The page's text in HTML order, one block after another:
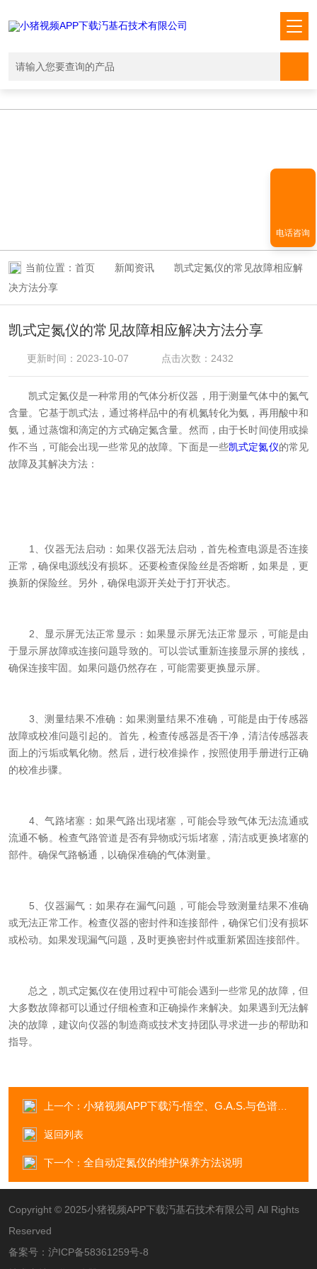
当前位置： 首页 新闻资讯
凯式定氮仪的常见故障相应解
决方法分享
凯式定氮仪的常见故障相应解决方法分享
更新时间：2023-10-07 点击次数：2432
凯式定氮仪是一种常用的气体分析仪器，用于测量气体中的氮气
含量。它基于凯式法，通过将样品中的有机氮转化为氨，再用酸中和
氨，通过蒸馏和滴定的方式确定氮含量。然而，由于长时间使用或操
作不当，可能会出现一些常见的故障。下面是一些凯式定氮仪的常见
故障及其解决方法：
1、仪器无法启动：如果仪器无法启动，首先检查电源是否连接
正常，确保电源线没有损坏。还要检查保险丝是否熔断，如果是，更
换新的保险丝。另外，确保电源开关处于打开状态。
2、显示屏无法正常显示：如果显示屏无法正常显示，可能是由
于显示屏故障或连接问题导致的。可以尝试重新连接显示屏的接线，
确保连接牢固。如果问题仍然存在，可能需要更换显示屏。
3、测量结果不准确：如果测量结果不准确，可能是由于传感器
故障或校准问题引起的。首先，检查传感器是否干净，清洁传感器表
面上的污垢或氧化物。然后，进行校准操作，按照使用手册进行正确
的校准步骤。
4、气路堵塞：如果气路出现堵塞，可能会导致气体无法流通或
流通不畅。检查气路管道是否有异物或污垢堵塞，清洁或更换堵塞的
部件。确保气路畅通，以确保准确的气体测量。
5、仪器漏气：如果存在漏气问题，可能会导致测量结果不准确
或无法正常工作。检查仪器的密封件和连接部件，确保它们没有损坏
或松动。如果发现漏气问题，及时更换密封件或重新紧固连接部件。
总之，凯式定氮仪在使用过程中可能会遇到一些常见的故障，但
大多数故障都可以通过仔细检查和正确操作来解决。如果遇到无法解
决的故障，建议向仪器的制造商或技术支持团队寻求进一步的帮助和
指导。
上一个： 小猪视频APP下载汅-悟空、G.A.S.与色谱专家共聚第24届全国色谱学术报告会
返回列表
下一个： 全自动定氮仪的维护保养方法说明
Copyright © 2025小猪视频APP下载汅基石技术有限公司 All Rights
Reserved
备案号： 沪ICP备58361259号-8
电话咨询